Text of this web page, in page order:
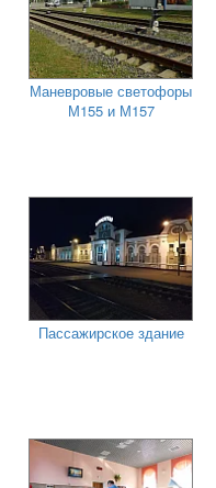
Маневровые светофоры
М155 и М157
Пассажирское здание